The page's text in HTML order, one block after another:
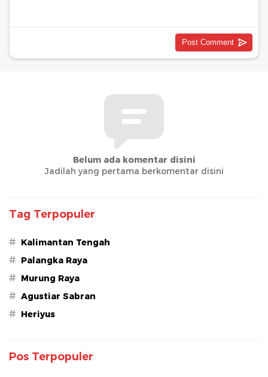
Belum ada komentar disini
Jadilah yang pertama berkomentar disini
Tag Terpopuler
# Kalimantan Tengah
# Palangka Raya
# Murung Raya
# Agustiar Sabran
# Heriyus
Pos Terpopuler